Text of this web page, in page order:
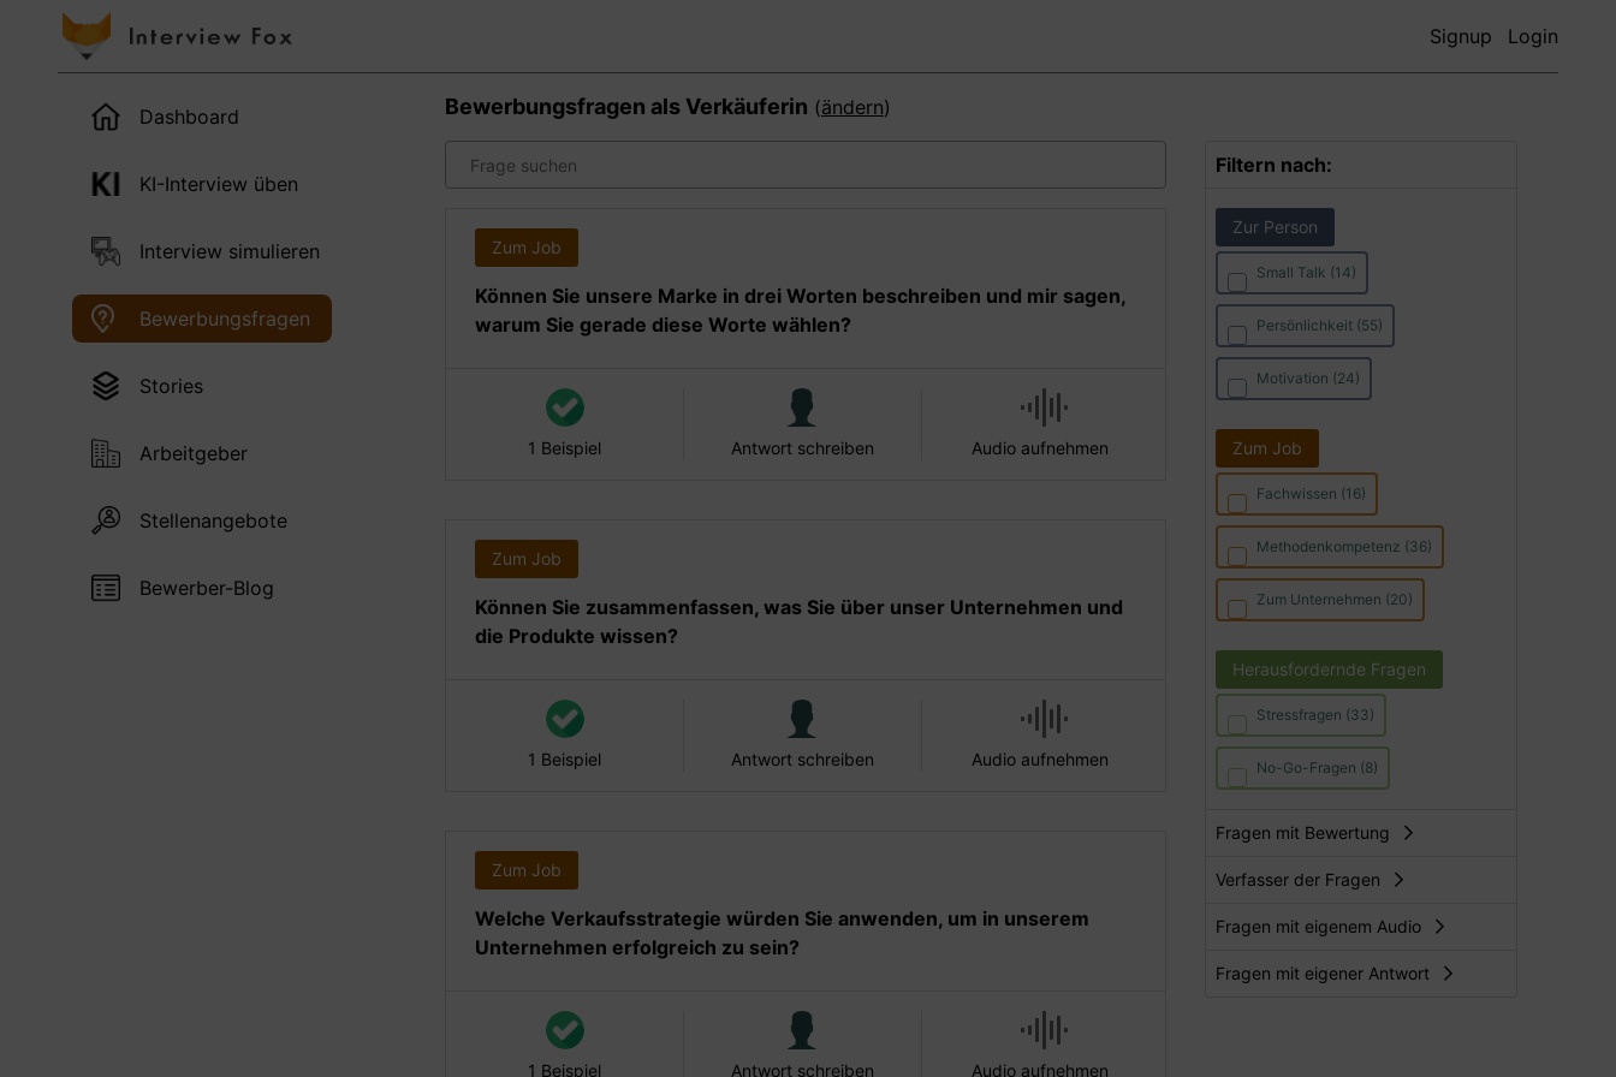
Signup Login
Dashboard
KI-Interview üben
Interview simulieren
Bewerbungsfragen
Stories
Arbeitgeber
Stellenangebote
Bewerber-Blog
Bewerbungsfragen alsVerkäuferin (ändern)
Zum Job
Können Sie unsere Marke in drei Worten beschreiben und mir sagen,
warum Sie gerade diese Worte wählen?
1 Beispiel Antwort schreiben Audio aufnehmen
Zum Job
Können Sie zusammenfassen, was Sie über unser Unternehmen und
die Produkte wissen?
1 Beispiel Antwort schreiben Audio aufnehmen
Zum Job
Welche Verkaufsstrategie würden Sie anwenden, um in unserem
Unternehmen erfolgreich zu sein?
1 Beispiel Antwort schreiben Audio aufnehmen
Filtern nach:
Zur Person
Small Talk (14)
Persönlichkeit (55)
Motivation (24)
Zum Job
Fachwissen (16)
Methodenkompetenz (36)
Zum Unternehmen (20)
Herausfordernde Fragen
Stressfragen (33)
No-Go-Fragen (8)
Fragen mit Bewertung
Verfasser der Fragen
Fragen mit eigenem Audio
Fragen mit eigener Antwort